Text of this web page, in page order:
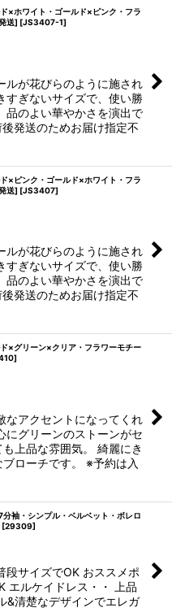
×ホワイト・ゴールド×ピンク・フラ
送] [JS3407-1]
ルが花びらのように施され
すぎないサイズで、使い勝
品のよい華やかさを演出で
発送のためお届け指定不
×ピンク・ゴールド×ホワイト・フラ
送] [JS3407]
ルが花びらのように施され
すぎないサイズで、使い勝
品のよい華やかさを演出で
発送のためお届け指定不
×グリーン×クリア・フラワーモチー
]
なアクセントになってくれ
にグリーンのストーンがセ
上品な雰囲気。 綺麗にき
ローチです。 ※予約は入
袖・シンプル・ベルベット・ボレロ
[29309]
段サイズでOK おススメポ
エルケイドレス・・ 上品
清楚なデザインでエレガ